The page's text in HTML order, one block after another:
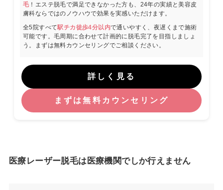
毛！エステ脱毛で満足できなかった方も、24年の実績と美容皮
膚科ならではのノウハウで効果を実感いただけます。
全5院すべて駅チカ徒歩4分以内で通いやすく、夜遅くまで施術
可能です。毛周期に合わせて計画的に脱毛完了を目指しましょ
う。まずは無料カウンセリングでご相談ください。
詳しく見る
まずは無料カウンセリング
医療レーザー脱毛は医療機関でしか行えません